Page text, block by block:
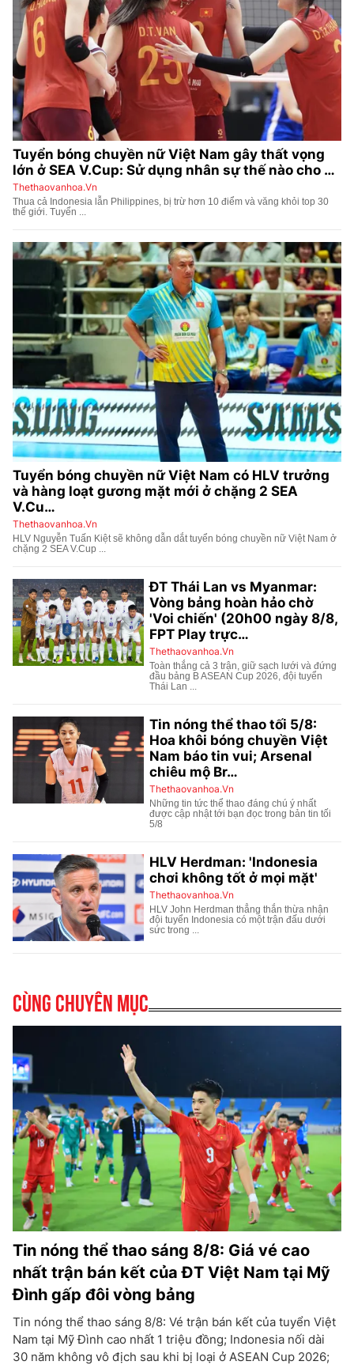
Cùng chuyên mục
Tin nóng thể thao sáng 8/8: Giá vé cao
nhất trận bán kết của ĐT Việt Nam tại Mỹ
Đình gấp đôi vòng bảng
Tin nóng thể thao sáng 8/8: Vé trận bán kết của tuyển Việt
Nam tại Mỹ Đình cao nhất 1 triệu đồng; Indonesia nối dài
30 năm không vô địch sau khi bị loại ở ASEAN Cup 2026;